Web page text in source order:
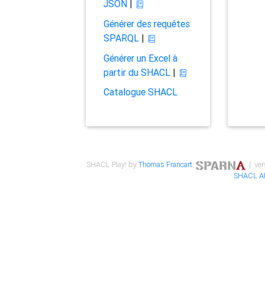
JSON|
Générer des requêtes
SPARQL|
Générer un Excel à
partir du SHACL|
Catalogue SHACL
SHACL Play! byThomas Francart,
|
SHACL